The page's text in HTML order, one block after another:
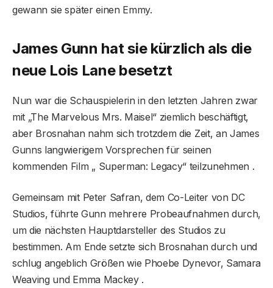
gewann sie später einen Emmy.
James Gunn hat sie kürzlich als die
neue Lois Lane besetzt
Nun war die Schauspielerin in den letzten Jahren zwar
mit „The Marvelous Mrs. Maisel“ ziemlich beschäftigt,
aber Brosnahan nahm sich trotzdem die Zeit, an James
Gunns langwierigem Vorsprechen für seinen
kommenden Film „ Superman: Legacy“ teilzunehmen .
Gemeinsam mit Peter Safran, dem Co-Leiter von DC
Studios, führte Gunn mehrere Probeaufnahmen durch,
um die nächsten Hauptdarsteller des Studios zu
bestimmen. Am Ende setzte sich Brosnahan durch und
schlug angeblich Größen wie Phoebe Dynevor, Samara
Weaving und Emma Mackey .